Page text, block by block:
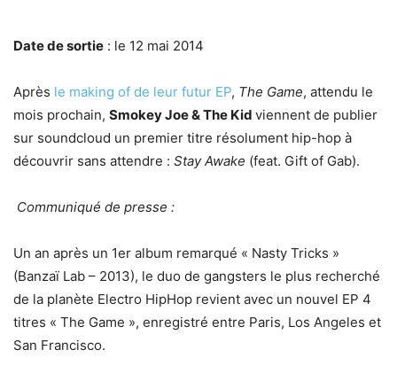
Date de sortie : le 12 mai 2014
Après le making of de leur futur EP, The Game, attendu le
mois prochain, Smokey Joe & The Kid viennent de publier
sur soundcloud un premier titre résolument hip-hop à
découvrir sans attendre : Stay Awake (feat. Gift of Gab).
Communiqué de presse :
Un an après un 1er album remarqué « Nasty Tricks »
(Banzaï Lab – 2013), le duo de gangsters le plus recherché
de la planète Electro HipHop revient avec un nouvel EP 4
titres « The Game », enregistré entre Paris, Los Angeles et
San Francisco.